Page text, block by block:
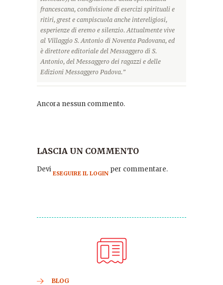
francescana, condivisione di esercizi spirituali e
ritiri, grest e campiscuola anche intereligiosi,
esperienze di eremo e silenzio. Attualmente vive
al Villaggio S. Antonio di Noventa Padovana, ed
è direttore editoriale del Messaggero di S.
Antonio, del Messaggero dei ragazzi e delle
Edizioni Messaggero Padova.”
Ancora nessun commento.
LASCIA UN COMMENTO
Devi ESEGUIRE IL LOGIN per commentare.
BLOG